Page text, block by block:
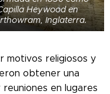
Heywood en
Inglaterra.
motivos religiosos y
obtener una
en lugares